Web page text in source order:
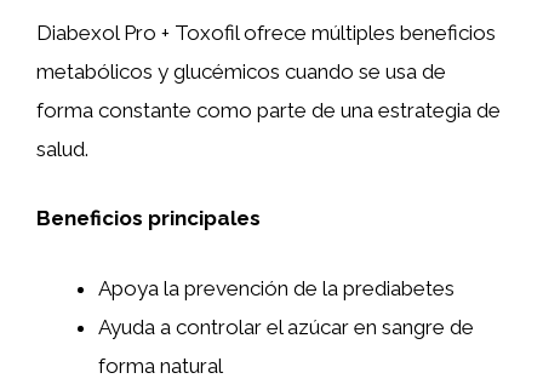
Diabexol Pro + Toxofil ofrece múltiples beneficios
metabólicos y glucémicos cuando se usa de
forma constante como parte de una estrategia de
salud.
Beneficios principales
Apoya la prevención de la prediabetes
Ayuda a controlar el azúcar en sangre de
forma natural